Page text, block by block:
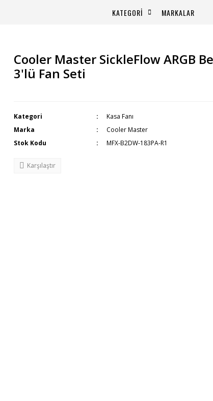
KATEGORİ MARKALAR
Cooler Master SickleFlow ARGB
3'lü Fan Seti
Kategori
Kasa Fanı
Marka
Cooler Master
Stok Kodu
MFX-B2DW-183PA-R1
Karşılaştır